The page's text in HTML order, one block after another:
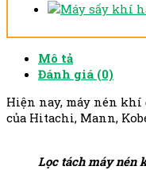
Mô tả
Đánh giá (0)
Hiện nay, máy nén khí
của Hitachi, Mann,
Lọc tách máy nén